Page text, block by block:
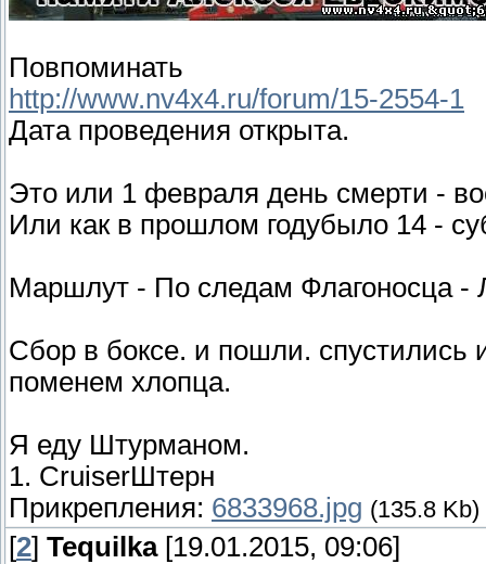
Повпоминать
http://www.nv4x4.ru/forum/15-2554-1
Дата проведения открыта.
Это или 1 февраля день смерти -
Или как в прошлом годубыло 14 -
Маршлут - По следам Флагоносца -
Сбор в боксе. и пошли. спустились
поменем хлопца.
Я еду Штурманом.
1. СruiserШтерн
Прикрепления: 6833968.jpg (135.8 Kb)
[2] Tequilka[19.01.2015, 09:06]